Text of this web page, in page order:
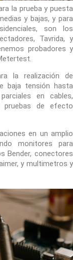
la prueba y puesta
y bajas, y para
son los
Tavrida, y
probadores y
la realización de
baja tensión hasta
en cables,
pruebas de efecto
en un amplio
monitores para
Bender, conectores
y multimetros y